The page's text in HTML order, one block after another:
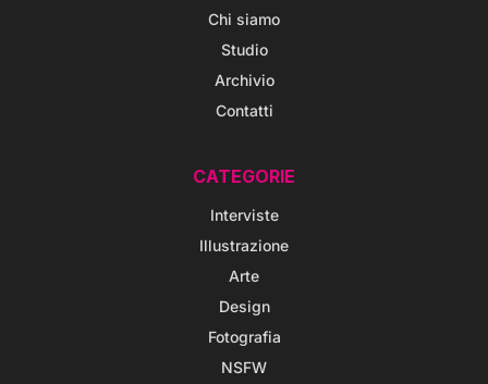
Chi siamo
Studio
Archivio
Contatti
CATEGORIE
Interviste
Illustrazione
Arte
Design
Fotografia
NSFW